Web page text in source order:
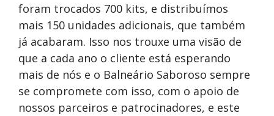
foram trocados 700 kits, e distribuímos
mais 150 unidades adicionais, que também
já acabaram. Isso nos trouxe uma visão de
que a cada ano o cliente está esperando
mais de nós e o Balneário Saboroso sempre
se compromete com isso, com o apoio de
nossos parceiros e patrocinadores, e este